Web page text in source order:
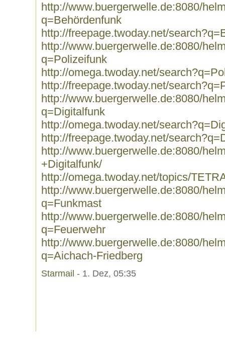
http://www.buergerwelle.de:8080/
q=Behördenfunk
http://freepage.twoday.net/
http://www.buergerwelle.de:8080/
q=Polizeifunk
http://omega.twoday.net/
http://freepage.twoday.net/
http://www.buergerwelle.de:8080/
q=Digitalfunk
http://omega.twoday.net/
http://freepage.twoday.net/
http://www.buergerwelle.de:8080/
+Digitalfunk/
http://omega.twoday.net/topics/
http://www.buergerwelle.de:8080/
q=Funkmast
http://www.buergerwelle.de:8080/
q=Feuerwehr
http://www.buergerwelle.de:8080/
q=Aichach-Friedberg
Starmail - 1. Dez, 05:35